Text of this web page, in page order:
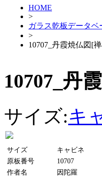
HOME
>
ガラス乾板データベ
>
10707_丹霞焼仏図[
10707_丹
サイズ:キ
サイズ
キャビネ
原板番号
10707
作者名
因陀羅